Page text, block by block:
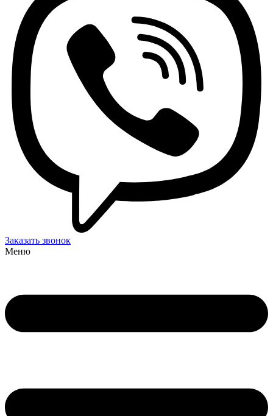
Заказать звонок
Меню